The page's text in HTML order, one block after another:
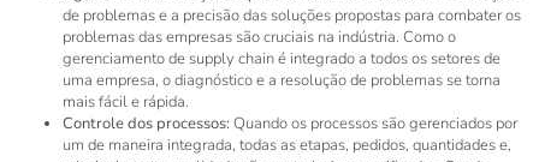
de problemas e a precisão das soluções propostas para combater os
problemas das empresas são cruciais na indústria. Como o
gerenciamento de supply chain é integrado a todos os setores de
uma empresa, o diagnóstico e a resolução de problemas se torna
mais fácil e rápida.
Controle dos processos: Quando os processos são gerenciados por
um de maneira integrada, todas as etapas, pedidos, quantidades e,